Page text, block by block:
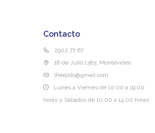
Contacto
2902 77 67
18 de Julio 1385, Montevideo
lheejido@gmail.com
Lunes a Viernes de 10:00 a 19:00
horas y Sábados de 10:00 a 14:00 horas